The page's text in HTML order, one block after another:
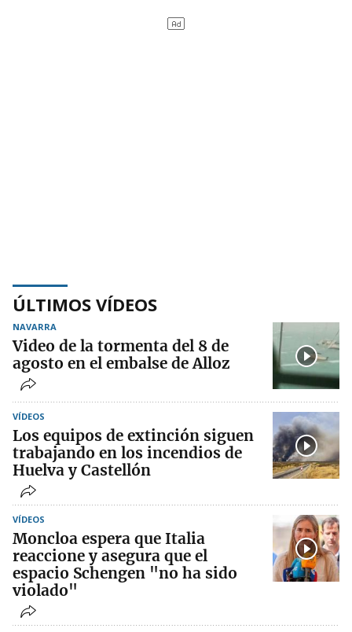
ÚLTIMOS VÍDEOS
NAVARRA
Video de la tormenta del 8 de
agosto en el embalse de Alloz
VÍDEOS
Los equipos de extinción siguen
trabajando en los incendios de
Huelva y Castellón
VÍDEOS
Moncloa espera que Italia
reaccione y asegura que el
espacio Schengen "no ha sido
violado"